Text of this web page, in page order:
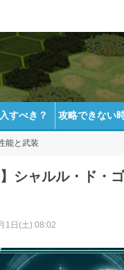
すべき？ 攻略できない
能と武装
】シャルル・ド・
1日(土) 08:02